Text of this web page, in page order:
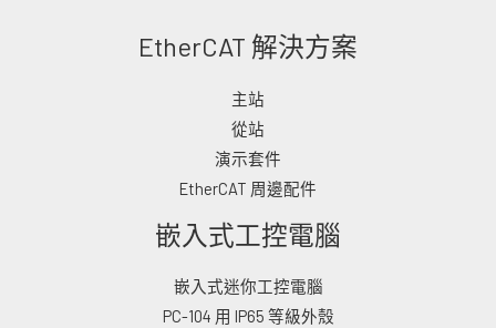
EtherCAT 解決方案
主站
從站
演示套件
EtherCAT 周邊配件
嵌入式工控電腦
嵌入式迷你工控電腦
PC-104 用 IP65 等級外殼